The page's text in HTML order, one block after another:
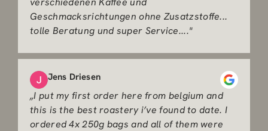
Geschmacksrichtungen ohne Zusatzstoffe...
tolle Beratung und super Service...."
Jens Driesen
„I put my first order here from belgium and
this is the best roastery i’ve found to date. I
ordered 4x 250g bags and all of them were